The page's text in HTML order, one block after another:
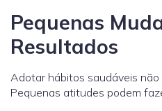
Pequenas
Resultados
Adotar hábitos saudáveis não
Pequenas atitudes podem